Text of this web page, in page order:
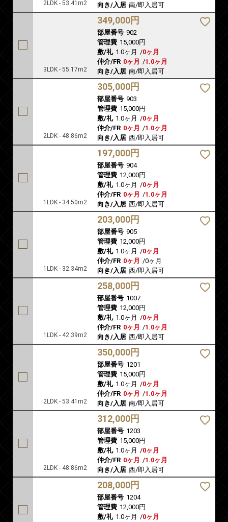
2LDK - 53.41m2 向き/入居 南/即入居可
3LDK - 55.17m2
349,000円
部屋番号 902
管理費 15,000円
敷/礼 1.0ヶ月 /0ヶ月
仲介/FR 0ヶ月 /1.0ヶ月
向き/入居 南/即入居可
2LDK - 48.86m2
305,000円
部屋番号 903
管理費 15,000円
敷/礼 1.0ヶ月 /0ヶ月
仲介/FR 0ヶ月 /1.0ヶ月
向き/入居 西/即入居可
1LDK - 34.50m2
197,000円
部屋番号 904
管理費 12,000円
敷/礼 1.0ヶ月 /0ヶ月
仲介/FR 0ヶ月 /1.0ヶ月
向き/入居 西/即入居可
1LDK - 32.34m2
203,000円
部屋番号 905
管理費 12,000円
敷/礼 1.0ヶ月 /0ヶ月
仲介/FR 0ヶ月 /0ヶ月
向き/入居 西/即入居可
1LDK - 42.39m2
258,000円
部屋番号 1007
管理費 12,000円
敷/礼 1.0ヶ月 /0ヶ月
仲介/FR 0ヶ月 /1.0ヶ月
向き/入居 西/即入居可
2LDK - 53.41m2
350,000円
部屋番号 1201
管理費 15,000円
敷/礼 1.0ヶ月 /0ヶ月
仲介/FR 0ヶ月 /1.0ヶ月
向き/入居 南/即入居可
2LDK - 48.86m2
312,000円
部屋番号 1203
管理費 15,000円
敷/礼 1.0ヶ月 /0ヶ月
仲介/FR 0ヶ月 /1.0ヶ月
向き/入居 西/即入居可
208,000円
部屋番号 1204
管理費 12,000円
敷/礼 1.0ヶ月 /0ヶ月